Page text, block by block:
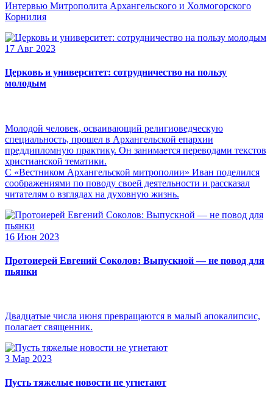
Интервью Митрополита Архангельского и Холмогорского
Корнилия
17 Авг 2023
Церковь и университет: сотрудничество на пользу
молодым
Молодой человек, осваивающий религиоведческую
специальность, прошел в Архангельской епархии
преддипломную практику. Он занимается переводами текстов
христианской тематики.
С «Вестником Архангельской митрополии» Иван поделился
соображениями по поводу своей деятельности и рассказал
читателям о взглядах на духовную жизнь.
16 Июн 2023
Протоиерей Евгений Соколов: Выпускной — не повод для
пьянки
Двадцатые числа июня превращаются в малый апокалипсис,
полагает священник.
3 Мар 2023
Пусть тяжелые новости не угнетают